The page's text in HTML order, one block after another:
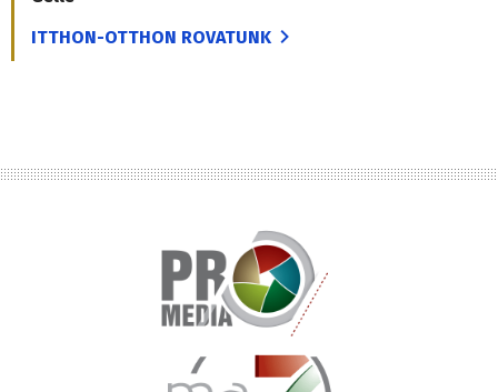
ITTHON-OTTHON ROVATUNK